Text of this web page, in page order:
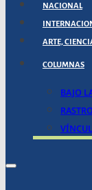
NACIONAL
ARTE,
COLUMNAS
BAJO